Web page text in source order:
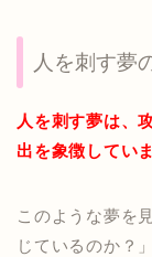
人を刺す夢
人を刺す夢は、
出を象徴していま
このような夢を
じているのか？